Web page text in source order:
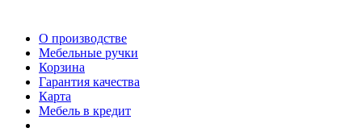
О производстве
Мебельные ручки
Корзина
Гарантия качества
Карта
Мебель в кредит